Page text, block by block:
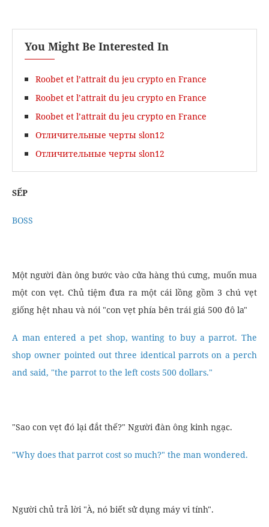
You Might Be Interested In
Roobet et l’attrait du jeu crypto en France
Roobet et l’attrait du jeu crypto en France
Roobet et l’attrait du jeu crypto en France
Отличительные черты slon12
Отличительные черты slon12
SẾP
BOSS
Một người đàn ông bước vào cửa hàng thú cưng, muốn mua
một con vẹt. Chủ tiệm đưa ra một cái lồng gồm 3 chú vẹt
giống hệt nhau và nói "con vẹt phía bên trái giá 500 đô la"
A man entered a pet shop, wanting to buy a parrot. The
shop owner pointed out three identical parrots on a perch
and said, "the parrot to the left costs 500 dollars."
"Sao con vẹt đó lại đắt thế?" Người đàn ông kinh ngạc.
"Why does that parrot cost so much?" the man wondered.
Người chủ trả lời "À, nó biết sử dụng máy vi tính".